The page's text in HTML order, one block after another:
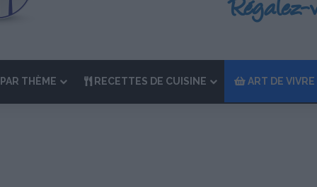
THÈME RECETTES DE CUISINE ART DE VIVRE